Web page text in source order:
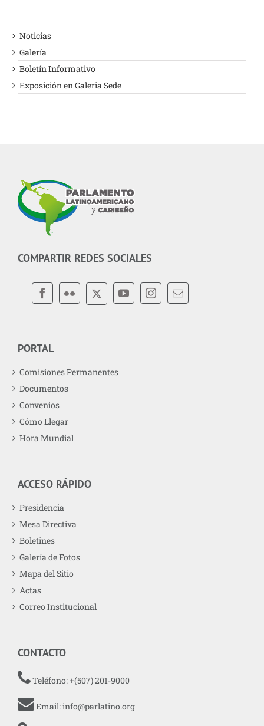
PARLATINO felicita a la
Presidenta de la Asamblea
Popular Nacional de Argelia
JULIO 29, 2026
Noticias
Galería
Boletín Informativo
Exposición en Galeria Sede
COMPARTIR REDES SOCIALES
PORTAL
Comisiones Permanentes
Documentos
Convenios
Cómo Llegar
Hora Mundial
ACCESO RÁPIDO
Presidencia
Mesa Directiva
Boletines
Galería de Fotos
Mapa del Sitio
Actas
Correo Institucional
CONTACTO
Teléfono: +(507) 201-9000
Email:info@parlatino.org